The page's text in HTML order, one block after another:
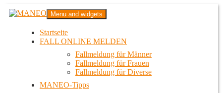
Zum
InhaltMANEO
Das schwule Anti-Gewalt-Projekt in Berlin
Menu and widgets
Startseite
FALL ONLINE MELDEN
Fallmeldung für Männer
Fallmeldung für Frauen
Fallmeldung für Diverse
MANEO-Tipps